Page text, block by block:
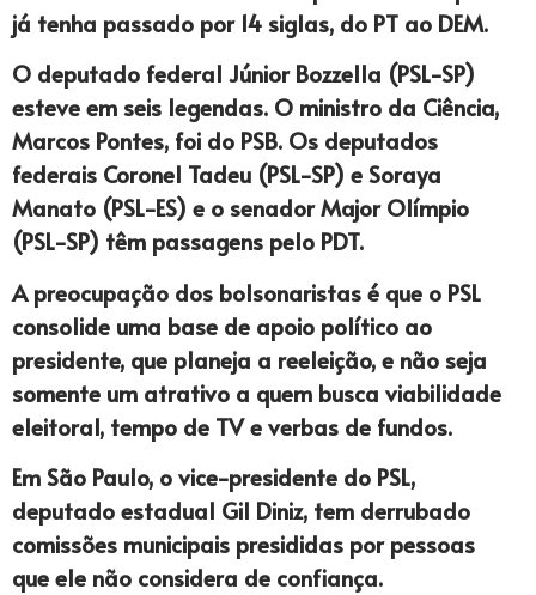
já tenha passado por 14 siglas, do PT ao DEM.
O deputado federal Júnior Bozzella (PSL-SP)
esteve em seis legendas. O ministro da Ciência,
Marcos Pontes, foi do PSB. Os deputados
federais Coronel Tadeu (PSL-SP) e Soraya
Manato (PSL-ES) e o senador Major Olímpio
(PSL-SP) têm passagens pelo PDT.
A preocupação dos bolsonaristas é que o PSL
consolide uma base de apoio político ao
presidente, que planeja a reeleição, e não seja
somente um atrativo a quem busca viabilidade
eleitoral, tempo de TV e verbas de fundos.
Em São Paulo, o vice-presidente do PSL,
deputado estadual Gil Diniz, tem derrubado
comissões municipais presididas por pessoas
que ele não considera de confiança.